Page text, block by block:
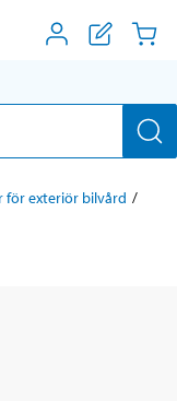
för exteriör bilvård